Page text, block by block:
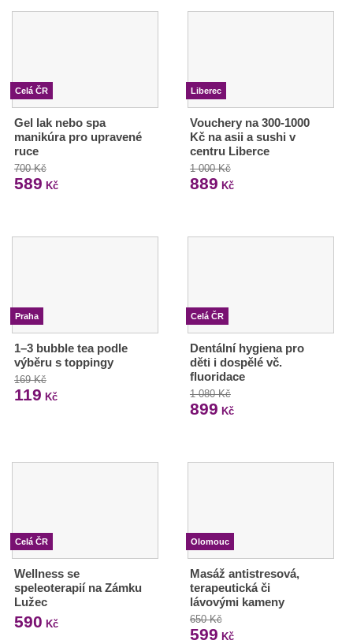
Celá ČR
Gel lak nebo spa
manikúra pro upravené
ruce
700 Kč
589 Kč
Liberec
Vouchery na 300-1000
Kč na asii a sushi v
centru Liberce
1 000 Kč
889 Kč
Praha
1–3 bubble tea podle
výběru s toppingy
169 Kč
119 Kč
Celá ČR
Dentální hygiena pro
děti i dospělé vč.
fluoridace
1 080 Kč
899 Kč
Celá ČR
Wellness se
speleoterapií na Zámku
Lužec
590 Kč
Olomouc
Masáž antistresová,
terapeutická či
lávovými kameny
650 Kč
599 Kč